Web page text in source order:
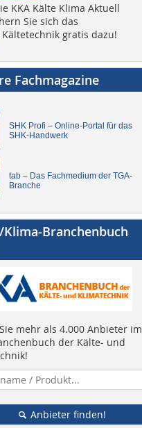
KKA Kälte Klima Aktuell
Sie sich das
Kältetechnik gratis dazu!
Fachmagazine
SHK Profi – Online-Portal für das
SHK-Handwerk
tab – Das Fachmedium der TGA-
Branche
Klima-Branchenbuch
mehr als 4.000 Anbieter im
der Kälte- und
Anbieter finden!